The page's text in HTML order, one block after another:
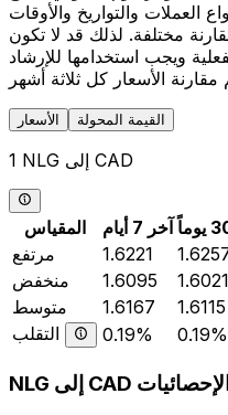
العملات والتواريخ والأوقات
مختلفة. لذلك قد لا تكون
ويجب استخدامها للإرشاد
الأسعار القيمة المحولة
1 NLG إلى CAD
المقياس آخر 7 أيام
مرتفع
1.6221
منخفض
1.6095 1.6021
متوسط
1.6167 1.6115
التقلب
0.19% 0.19%
NLG إلى CAD الإحصائيات